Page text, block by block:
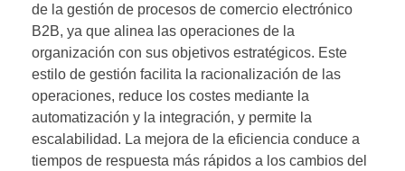
de la gestión de procesos de comercio electrónico
B2B, ya que alinea las operaciones de la
organización con sus objetivos estratégicos. Este
estilo de gestión facilita la racionalización de las
operaciones, reduce los costes mediante la
automatización y la integración, y permite la
escalabilidad. La mejora de la eficiencia conduce a
tiempos de respuesta más rápidos a los cambios del